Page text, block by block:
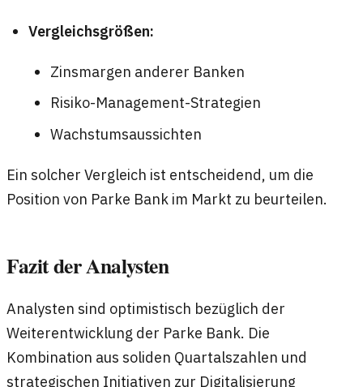
Vergleichsgrößen:
Zinsmargen anderer Banken
Risiko-Management-Strategien
Wachstumsaussichten
Ein solcher Vergleich ist entscheidend, um die
Position von Parke Bank im Markt zu beurteilen.
Fazit der Analysten
Analysten sind optimistisch bezüglich der
Weiterentwicklung der Parke Bank. Die
Kombination aus soliden Quartalszahlen und
strategischen Initiativen zur Digitalisierung